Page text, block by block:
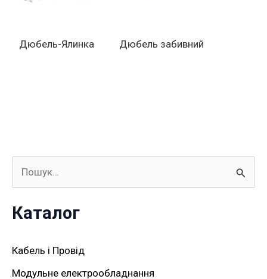
к
т
Каталог
Кабель і Провід
Модульне електрообладнання
Дюбель-Ялинка Дюбель забивний